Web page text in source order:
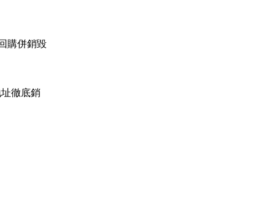
購併銷毀
徹底銷